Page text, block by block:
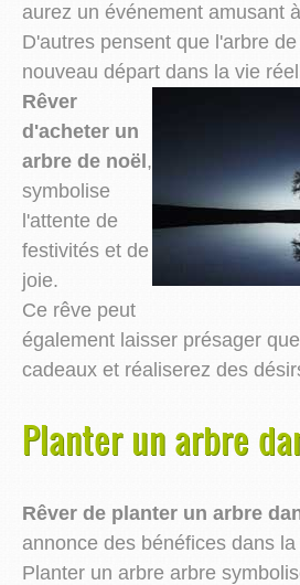
aurez un événement amusant
D'autres pensent que l'arbre
nouveau départ dans la vie
Rêver
d'acheter un
arbre de noël ,
symbolise
l'attente de
festivités et de
joie.
Ce rêve peut
également laisser présager
cadeaux et réaliserez des
Planter un arbre
Rêver de planter un arbre
annonce des bénéfices dans
Planter un arbre arbre